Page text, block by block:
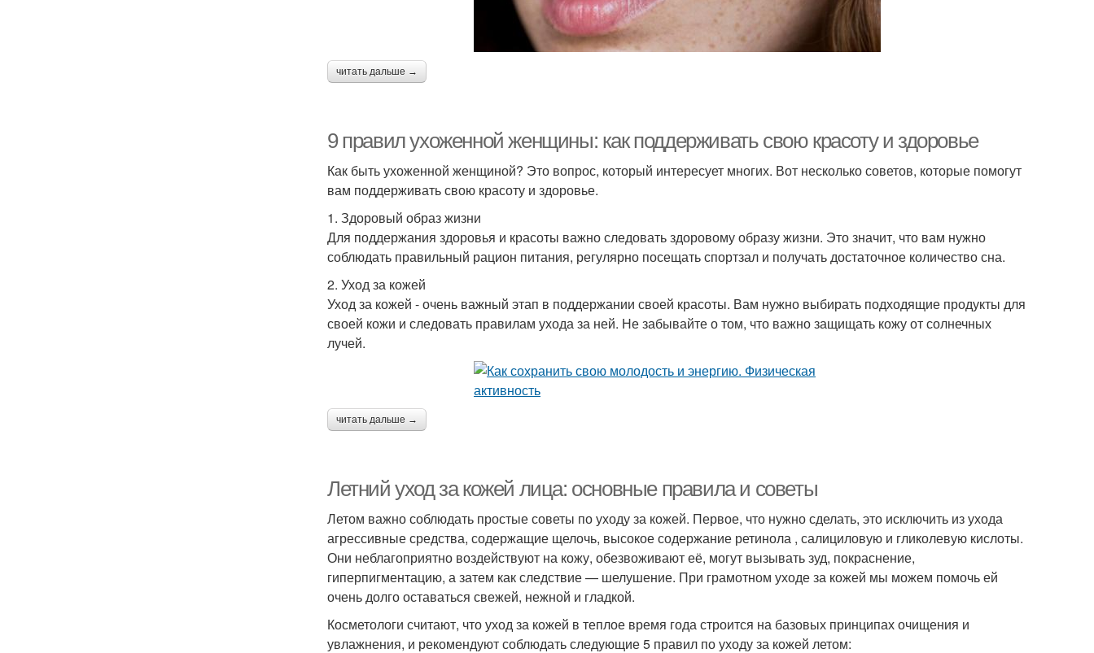
читать дальше →
9 правил ухоженной женщины: как поддерживать свою красоту и здоровье
Как быть ухоженной женщиной? Это вопрос, который интересует многих. Вот несколько советов, которые помогут
вам поддерживать свою красоту и здоровье.
1. Здоровый образ жизни
Для поддержания здоровья и красоты важно следовать здоровому образу жизни. Это значит, что вам нужно
соблюдать правильный рацион питания, регулярно посещать спортзал и получать достаточное количество сна.
2. Уход за кожей
Уход за кожей - очень важный этап в поддержании своей красоты. Вам нужно выбирать подходящие продукты для
своей кожи и следовать правилам ухода за ней. Не забывайте о том, что важно защищать кожу от солнечных
лучей.
читать дальше →
Летний уход за кожей лица: основные правила и советы
Летом важно соблюдать простые советы по уходу за кожей. Первое, что нужно сделать, это исключить из ухода
агрессивные средства, содержащие щелочь, высокое содержание ретинола , салициловую и гликолевую кислоты.
Они неблагоприятно воздействуют на кожу, обезвоживают её, могут вызывать зуд, покраснение,
гиперпигментацию, а затем как следствие — шелушение. При грамотном уходе за кожей мы можем помочь ей
очень долго оставаться свежей, нежной и гладкой.
Косметологи считают, что уход за кожей в теплое время года строится на базовых принципах очищения и
увлажнения, и рекомендуют соблюдать следующие 5 правил по уходу за кожей летом: